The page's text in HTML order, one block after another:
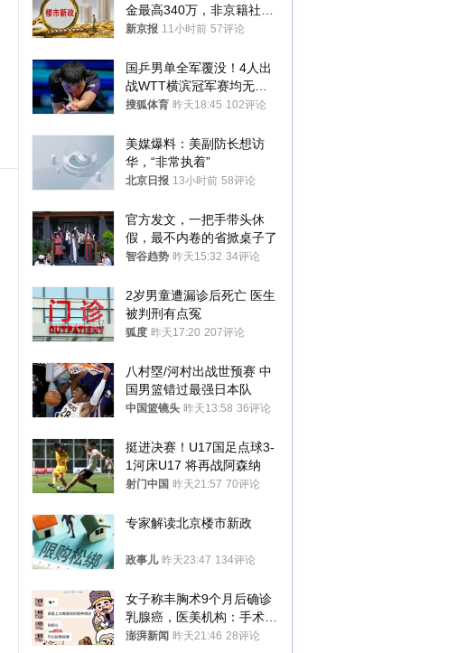
金最高340万，非京籍社保
1年
新京报 11小时前 57评论
国乒男单全军覆没！4人出
战WTT横滨冠军赛均无缘
八强
搜狐体育 昨天18:45 102评论
美媒爆料：美副防长想访
华，“非常执着”
北京日报 13小时前 58评论
官方发文，一把手带头休
假，最不内卷的省掀桌子了
智谷趋势 昨天15:32 34评论
2岁男童遭漏诊后死亡 医生
被判刑有点冤
狐度 昨天17:20 207评论
八村塁/河村出战世预赛 中
国男篮错过最强日本队
中国篮镜头 昨天13:58 36评论
挺进决赛！U17国足点球3-
1河床U17 将再战阿森纳
射门中国 昨天21:57 70评论
专家解读北京楼市新政
政事儿 昨天23:47 134评论
女子称丰胸术9个月后确诊
乳腺癌，医美机构：手术不
可能引发癌症，建议走司法
澎湃新闻 昨天21:46 28评论